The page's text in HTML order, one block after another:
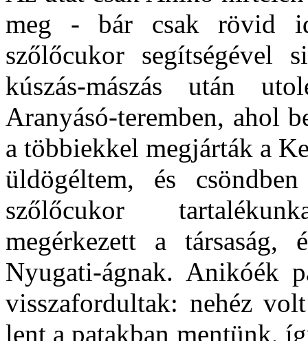
meg - bár csak rövid
szőlőcukor
kúszás-mászás után
Aranyásó-teremben, ahol
a többiekkel megjárták a
üldögéltem, és
szőlőcukor
megérkezett a társaság,
Nyugati-ágnak. Anikóék
visszafordultak: nehéz
lent a patakban mentünk,